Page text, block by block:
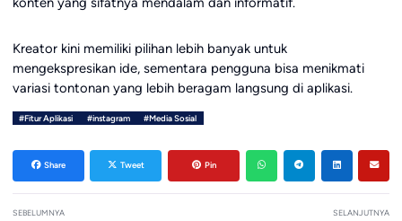
Kreator kini memiliki pilihan lebih banyak untuk
mengekspresikan ide, sementara pengguna bisa menikmati
variasi tontonan yang lebih beragam langsung di aplikasi.
#Fitur Aplikasi #instagram #Media Sosial
Share Tweet Pin
SEBELUMNYA SELANJUTNYA